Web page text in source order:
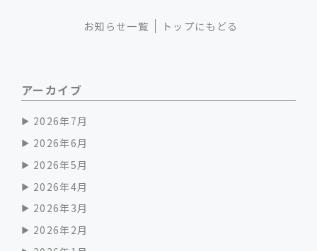
お知らせ一覧 トップにもどる
アーカイブ
2026年7月
2026年6月
2026年5月
2026年4月
2026年3月
2026年2月